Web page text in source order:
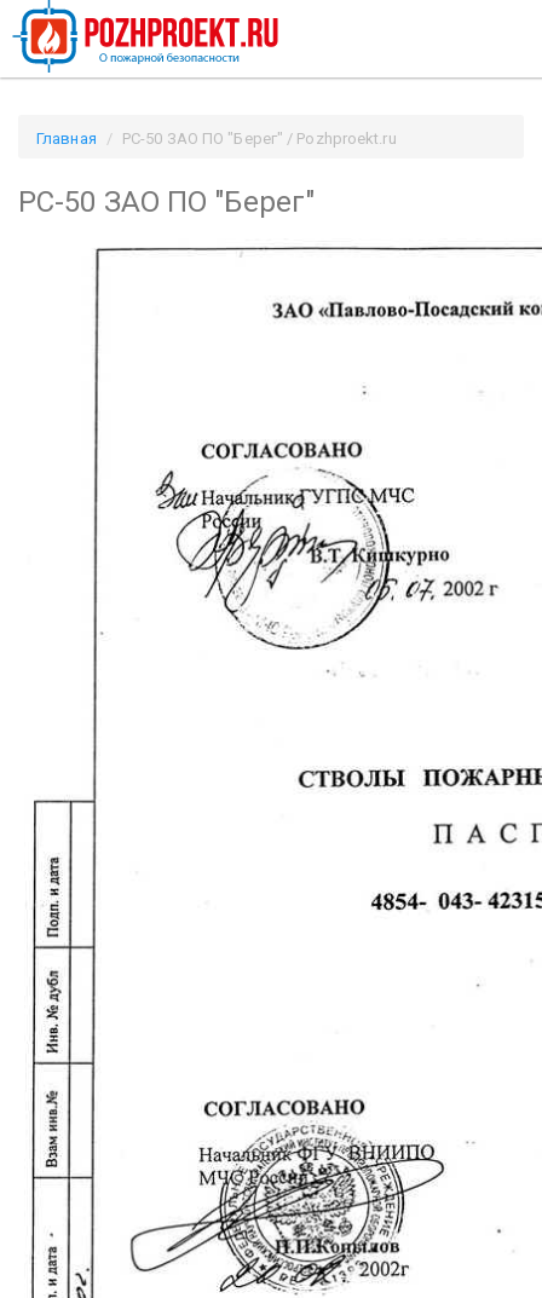
Главная РС-50 ЗАО ПО "Берег" / Pozhproekt.ru
РС-50 ЗАО ПО "Берег"